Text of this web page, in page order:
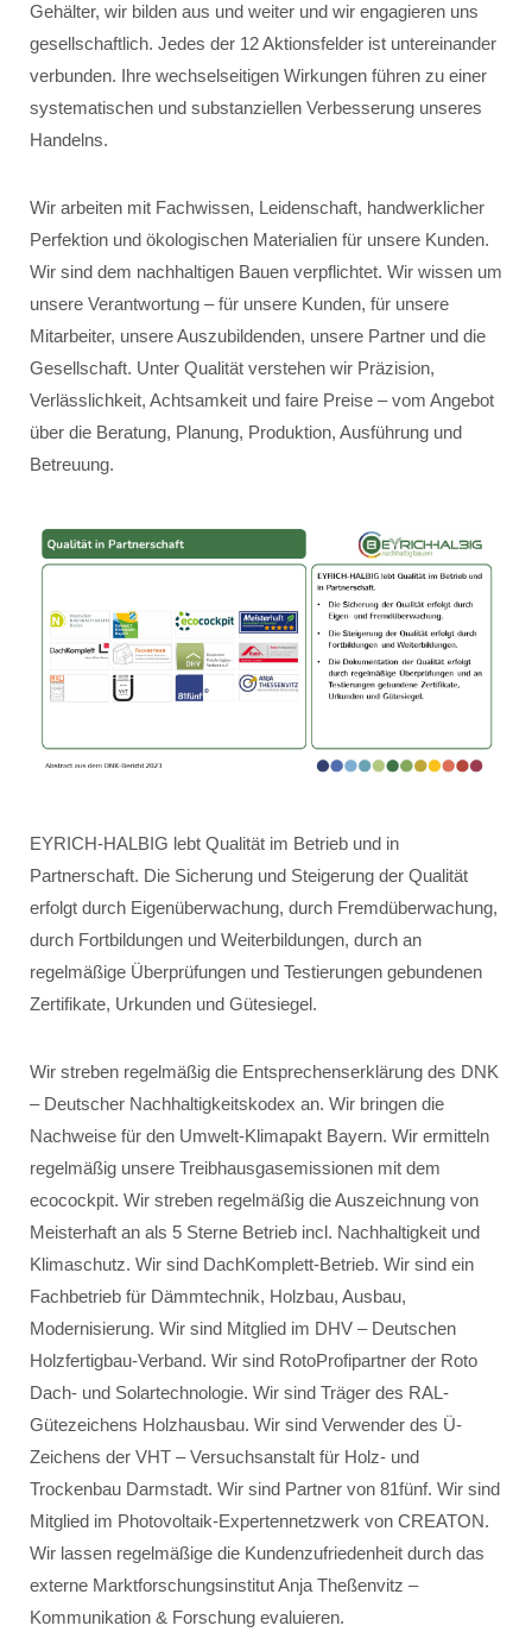
Gehälter, wir bilden aus und weiter und wir engagieren uns
gesellschaftlich. Jedes der 12 Aktionsfelder ist untereinander
verbunden. Ihre wechselseitigen Wirkungen führen zu einer
systematischen und substanziellen Verbesserung unseres
Handelns.
Wir arbeiten mit Fachwissen, Leidenschaft, handwerklicher
Perfektion und ökologischen Materialien für unsere Kunden.
Wir sind dem nachhaltigen Bauen verpflichtet. Wir wissen um
unsere Verantwortung – für unsere Kunden, für unsere
Mitarbeiter, unsere Auszubildenden, unsere Partner und die
Gesellschaft. Unter Qualität verstehen wir Präzision,
Verlässlichkeit, Achtsamkeit und faire Preise – vom Angebot
über die Beratung, Planung, Produktion, Ausführung und
Betreuung.
EYRICH-HALBIG lebt Qualität im Betrieb und in
Partnerschaft. Die Sicherung und Steigerung der Qualität
erfolgt durch Eigenüberwachung, durch Fremdüberwachung,
durch Fortbildungen und Weiterbildungen, durch an
regelmäßige Überprüfungen und Testierungen gebundenen
Zertifikate, Urkunden und Gütesiegel.
Wir streben regelmäßig die Entsprechenserklärung des DNK
– Deutscher Nachhaltigkeitskodex an. Wir bringen die
Nachweise für den Umwelt-Klimapakt Bayern. Wir ermitteln
regelmäßig unsere Treibhausgasemissionen mit dem
ecocockpit. Wir streben regelmäßig die Auszeichnung von
Meisterhaft an als 5 Sterne Betrieb incl. Nachhaltigkeit und
Klimaschutz. Wir sind DachKomplett-Betrieb. Wir sind ein
Fachbetrieb für Dämmtechnik, Holzbau, Ausbau,
Modernisierung. Wir sind Mitglied im DHV – Deutschen
Holzfertigbau-Verband. Wir sind RotoProfipartner der Roto
Dach- und Solartechnologie. Wir sind Träger des RAL-
Gütezeichens Holzhausbau. Wir sind Verwender des Ü-
Zeichens der VHT – Versuchsanstalt für Holz- und
Trockenbau Darmstadt. Wir sind Partner von 81fünf. Wir sind
Mitglied im Photovoltaik-Expertennetzwerk von CREATON.
Wir lassen regelmäßige die Kundenzufriedenheit durch das
externe Marktforschungsinstitut Anja Theßenvitz –
Kommunikation & Forschung evaluieren.